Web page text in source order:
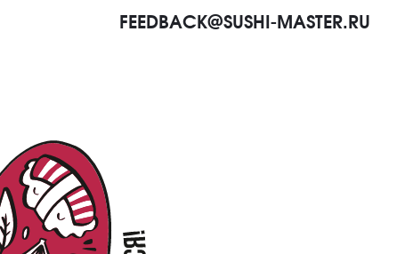
FEEDBACK@SUSHI-MASTER.RU